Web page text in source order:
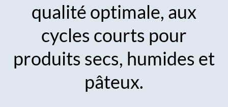
qualité optimale, aux
cycles courts pour
produits secs, humides et
pâteux.